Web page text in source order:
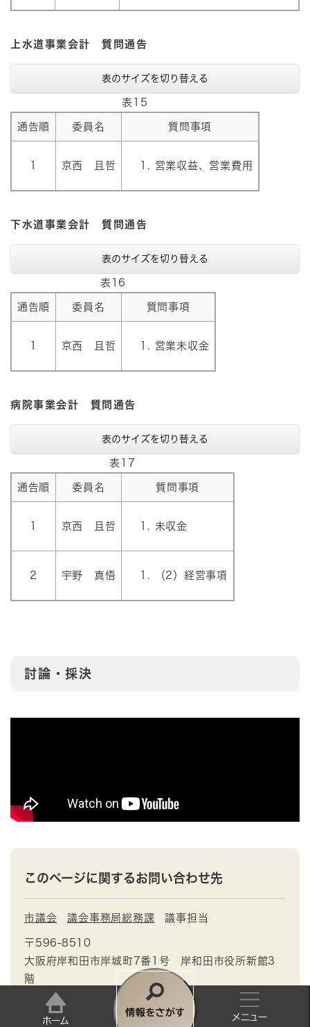
情
上水道事業会計 質問通告
表のサイズを切り替える
表15
通告順 委員名 質問事項
京西 且哲 営業収益、営業費用
下水道事業会計 質問通告
表のサイズを切り替える
表16
通告順 委員名 質問事項
京西 且哲 営業未収金
病院事業会計 質問通告
表のサイズを切り替える
表17
通告順 委員名 質問事項
京西 且哲 未収金
2 宇野 真悟 （2）経営事項
討論・採決
このページに関するお問い合わせ先
市議会 議会事務局総務課 議事担当
〒596-8510
大阪府岸和田市岸城町7番1号 岸和田市役所新館3
階
Tel：072-423-9668
Fax：072-423-5528
メールでのお問い合わせはこちらから